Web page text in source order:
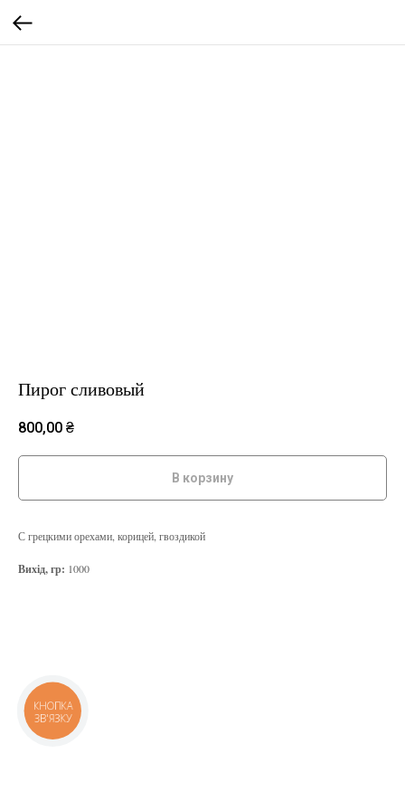
Пирог сливовый
800,00 ₴
В корзину
С грецкими орехами, корицей, гвоздикой
Вихід, гр: 1000
КНОПКА
ЗВ'ЯЗКУ